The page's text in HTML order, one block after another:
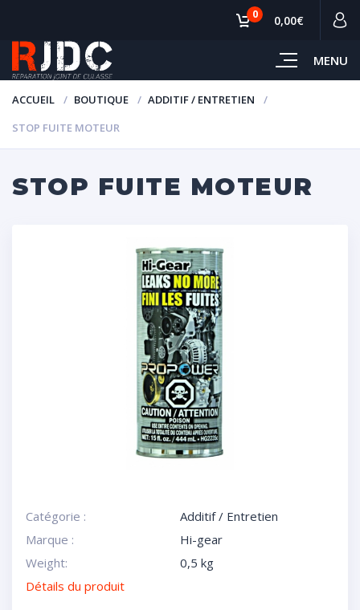
MENU
0 0,00€
ACCUEIL BOUTIQUE
ADDITIF / ENTRETIEN
STOP FUITE MOTEUR
STOP FUITE MOTEUR
Catégorie :
Additif / Entretien
Marque :
Hi-gear
Weight:
0,5 kg
Détails du produit